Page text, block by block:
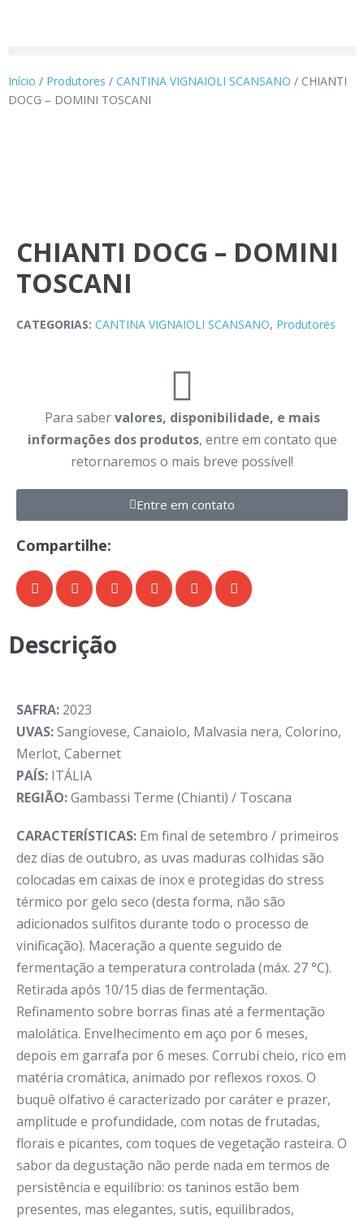
Início / Produtores / CANTINA VIGNAIOLI SCANSANO / CHIANTI
DOCG – DOMINI TOSCANI
CHIANTI DOCG – DOMINI
TOSCANI
CATEGORIAS: CANTINA VIGNAIOLI SCANSANO, Produtores
Para sabervalores, disponibilidade, e mais
informações dos produtos, entre em contato que
retornaremos o mais breve possível!
Entre em contato
Compartilhe:
Descrição
SAFRA: 2023
UVAS:Sangiovese, Canaiolo, Malvasia nera, Colorino,
Merlot, Cabernet
PAÍS: ITÁLIA
REGIÃO:Gambassi Terme (Chianti) / Toscana
CARACTERÍSTICAS: Em final de setembro / primeiros
dez dias de outubro, as uvas maduras colhidas são
colocadas em caixas de inox e protegidas do stress
térmico por gelo seco (desta forma, não são
adicionados sulfitos durante todo o processo de
vinificação). Maceração a quente seguido de
fermentação a temperatura controlada (máx. 27 °C).
Retirada após 10/15 dias de fermentação.
Refinamento sobre borras finas até a fermentação
malolática. Envelhecimento em aço por 6 meses,
depois em garrafa por 6 meses. Corrubi cheio, rico em
matéria cromática, animado por reflexos roxos. O
buquê olfativo é caracterizado por caráter e prazer,
amplitude e profundidade, com notas de frutadas,
florais e picantes, com toques de vegetação rasteira. O
sabor da degustação não perde nada em termos de
persistência e equilíbrio: os taninos estão bem
presentes, mas elegantes, sutis, equilibrados,